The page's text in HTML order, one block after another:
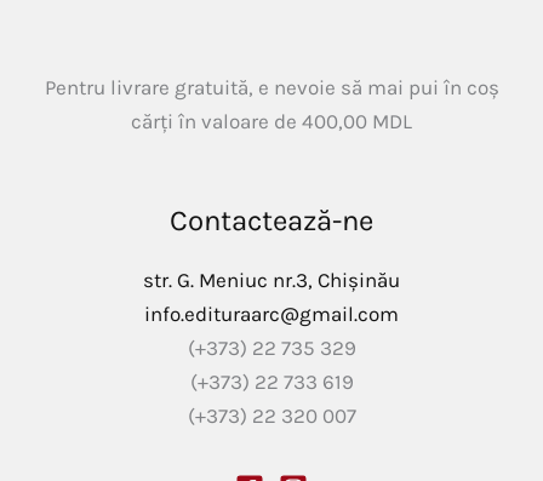
Pentru livrare gratuită, e nevoie să mai pui în coș
cărți în valoare de 400,00 MDL
Contactează-ne
str. G. Meniuc nr.3, Chișinău
info.edituraarc@gmail.com
(+373) 22 735 329
(+373) 22 733 619
(+373) 22 320 007